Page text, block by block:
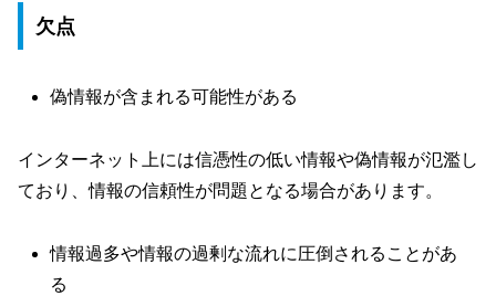
欠点
偽情報が含まれる可能性がある
インターネット上には信憑性の低い情報や偽情報が氾濫し
ており、情報の信頼性が問題となる場合があります。
情報過多や情報の過剰な流れに圧倒されることがあ
る